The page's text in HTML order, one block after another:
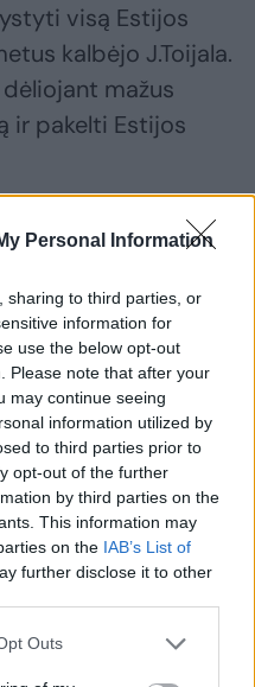
Personal Information
sharing to third parties, or
information for
use the below opt-out
Please note that after your
may continue seeing
information utilized by
to third parties prior to
opt-out of the further
by third parties on the
This information may
on the IAB’s List of
further disclose it to other
Outs
visą Estijos
kalbėjo J.Toijala.
mažus
ir pakelti Estijos
svarbiausių sovietų
šalyje sukurtos
Estija gali
elementus, bet
reikia prisitaikyti.
Latvija yra geri
šalis privalo rasti
iš kitų, tačiau
savo sistemą. Aš
pritaikyta